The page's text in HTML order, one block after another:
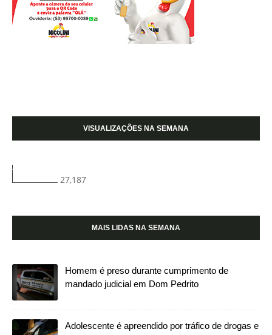
VISUALIZAÇÕES NA SEMANA
27,187
MAIS LIDAS NA SEMANA
Homem é preso durante cumprimento de
mandado judicial em Dom Pedrito
Adolescente é apreendido por tráfico de drogas e